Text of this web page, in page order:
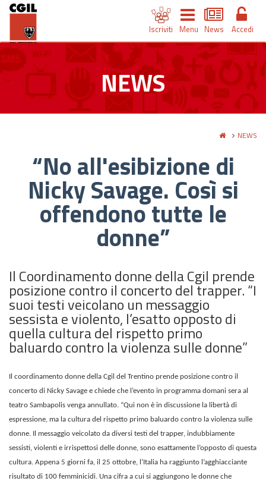
Iscriviti Menu News Accedi
NEWS
NEWS
“No all'esibizione di
Nicky Savage. Così si
offendono tutte le
donne”
Il Coordinamento donne della Cgil prende
posizione contro il concerto del trapper. “I
suoi testi veicolano un messaggio
sessista e violento, l’esatto opposto di
quella cultura del rispetto primo
baluardo contro la violenza sulle donne”
Il coordinamento donne della Cgil del Trentino prende posizione contro il
concerto di Nicky Savage e chiede che l’evento in programma domani sera al
teatro Sambapolis venga annullato. “Qui non è in discussione la libertà di
espressione, ma la cultura del rispetto primo baluardo contro la violenza sulle
donne. Il messaggio veicolato da diversi testi del trapper, indubbiamente
sessisti, violenti e irrispettosi delle donne, sono esattamente l’opposto di questa
cultura. Appena 5 giorni fa, il 25 ottobre, l’Italia ha raggiunto l’agghiacciante
risultato di 100 femminicidi. Una cifra a cui si aggiungono le donne che